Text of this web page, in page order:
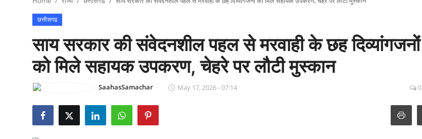
लाइफस्टाइल
छत्तीसगढ
साय सरकार की संवेदनशील पहल से मरवाही के छह दिव्यांगजनों
को मिले सहायक उपकरण, चेहरे पर लौटी मुस्कान
SaahasSamachar May 17, 2026 - 07:14 0